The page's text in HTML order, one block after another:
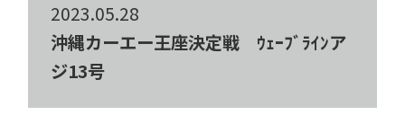
2023.05.28
沖縄カーエー王座決定戦 ｳｪｰﾌﾞﾗｲﾝア
ジ13号